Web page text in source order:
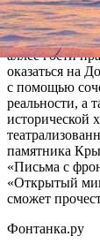
В 13 часов
аллее гости
оказаться на
с помощью
реальности, а
исторической
памятника
«Письма с
«Открытый
сможет
Фонтанка.ру